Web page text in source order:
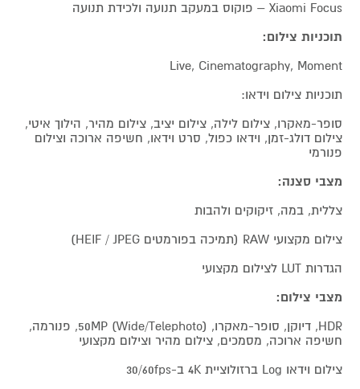
Xiaomi Focus – פוקוס במעקב תנועה ולכידת תנועה
תוכניות צילום:
Live, Cinematography, Moment
תוכניות צילום וידאו:
סופר-מאקרו, צילום לילה, צילום יציב, צילום מהיר, הילוך איטי,
צילום דולג-זמן, וידאו כפול, סרט וידאו, חשיפה ארוכה וצילום
פנורמי
מצבי סצנה:
צללית, במה, זיקוקים ולהבות
צילום מקצועי RAW (תמיכה בפורמטים HEIF / JPEG)
הגדרות LUT לצילום מקצועי
מצבי צילום:
HDR, דיוקן, סופר-מאקרו, 50MP (Wide/Telephoto), פנורמה,
חשיפה ארוכה, מסמכים, צילום מהיר וצילום מקצועי
צילום וידאו Log ברזולוציית 4K ב-30/60fps